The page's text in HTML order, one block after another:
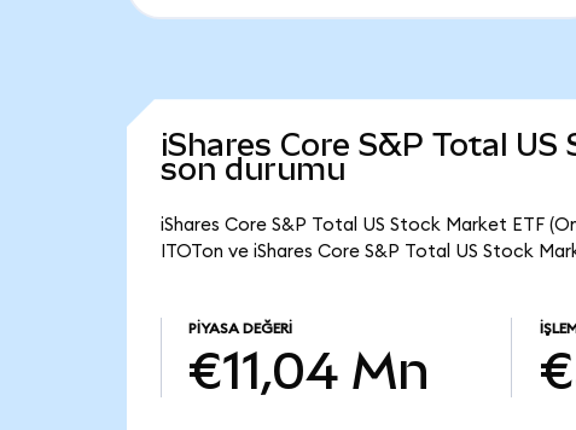
iShares Core S&P Total
son durumu
iShares Core S&P Total US Stock Market ETF
ITOTon ve iShares Core S&P Total US Stock
PIYASA DEĞERI
€11,04 Mn